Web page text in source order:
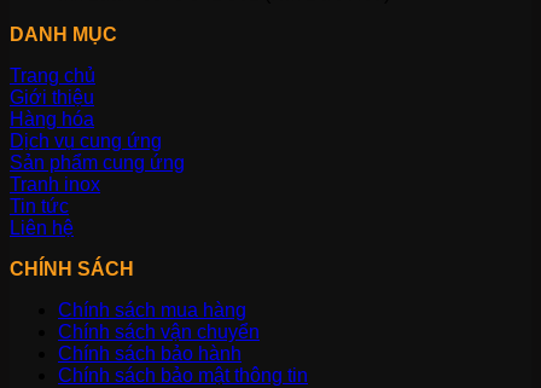
DANH MỤC
Trang chủ
Giới thiệu
Hàng hóa
Dịch vụ cung ứng
Sản phẩm cung ứng
Tranh inox
Tin tức
Liên hệ
CHÍNH SÁCH
Chính sách mua hàng
Chính sách vận chuyển
Chính sách bảo hành
Chính sách bảo mật thông tin